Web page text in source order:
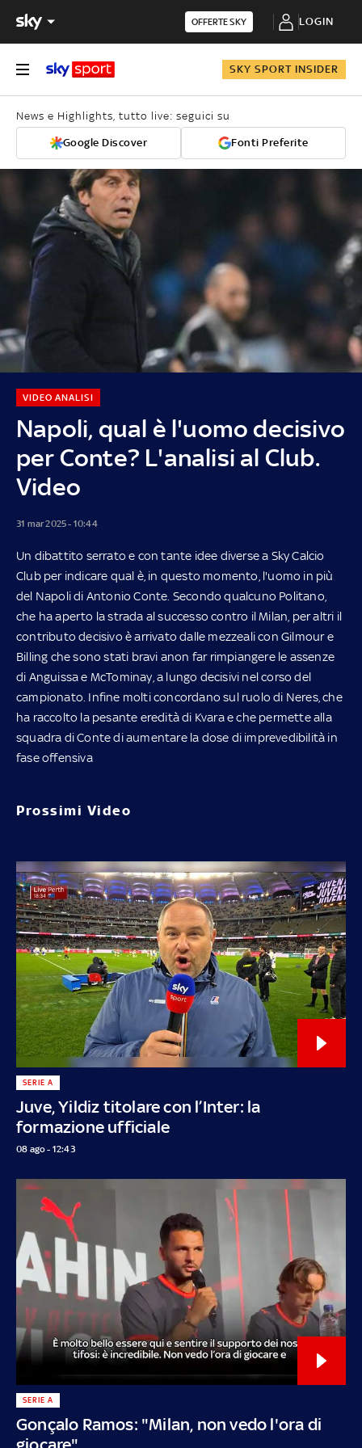
OFFERTE SKY LOGIN
SKY SPORT INSIDER
News e Highlights, tutto live: seguici su
Google Discover Fonti Preferite
Napoli, qual è l'uomo decisivo
per Conte? L'analisi al Club.
Video
VIDEO ANALISI
31 mar 2025 - 10:44
Un dibattito serrato e con tante idee diverse a Sky Calcio
Club per indicare qual è, in questo momento, l'uomo in più
del Napoli di Antonio Conte. Secondo qualcuno Politano,
che ha aperto la strada al successo contro il Milan, per altri il
contributo decisivo è arrivato dalle mezzeali con Gilmour e
Billing che sono stati bravi anon far rimpiangere le assenze
di Anguissa e McTominay, a lungo decisivi nel corso del
campionato. Infine molti concordano sul ruolo di Neres, che
ha raccolto la pesante eredità di Kvara e che permette alla
squadra di Conte di aumentare la dose di imprevedibilità in
fase offensiva
Prossimi Video
Juve, Yildiz titolare con l’Inter: la
formazione ufficiale
SERIE A
08 ago - 12:43
Gonçalo Ramos: "Milan, non vedo l'ora di
SERIE A